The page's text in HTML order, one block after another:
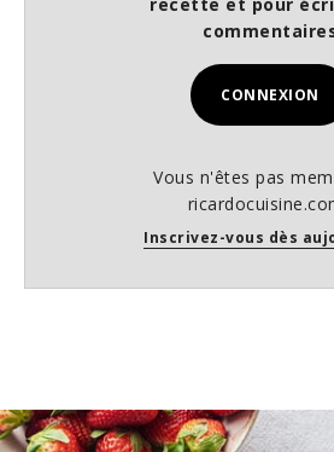
CONNEXION
Vous n'êtes pas
Inscrivez-vous dès